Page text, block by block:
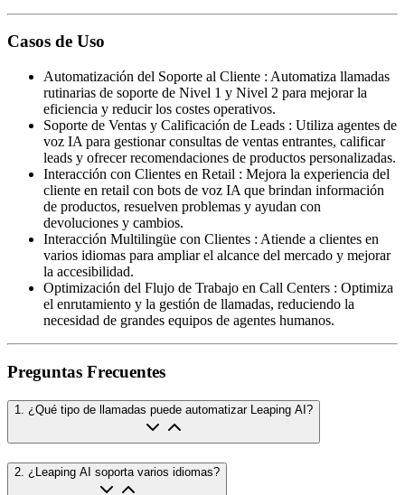
Casos de Uso
Automatización del Soporte al Cliente : Automatiza llamadas
rutinarias de soporte de Nivel 1 y Nivel 2 para mejorar la
eficiencia y reducir los costes operativos.
Soporte de Ventas y Calificación de Leads : Utiliza agentes de
voz IA para gestionar consultas de ventas entrantes, calificar
leads y ofrecer recomendaciones de productos personalizadas.
Interacción con Clientes en Retail : Mejora la experiencia del
cliente en retail con bots de voz IA que brindan información
de productos, resuelven problemas y ayudan con
devoluciones y cambios.
Interacción Multilingüe con Clientes : Atiende a clientes en
varios idiomas para ampliar el alcance del mercado y mejorar
la accesibilidad.
Optimización del Flujo de Trabajo en Call Centers : Optimiza
el enrutamiento y la gestión de llamadas, reduciendo la
necesidad de grandes equipos de agentes humanos.
Preguntas Frecuentes
1. ¿Qué tipo de llamadas puede automatizar Leaping AI?
2. ¿Leaping AI soporta varios idiomas?